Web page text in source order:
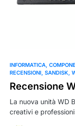
0
INFORMATICA
RECENSIONI SANDISK
Recensione
La nuova unità WD
creativi e